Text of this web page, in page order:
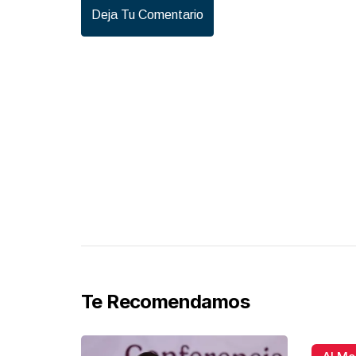
Deja Tu Comentario
Te Recomendamos